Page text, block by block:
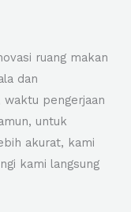
ruang makan
dan
pengerjaan
untuk
akurat, kami
kami langsung